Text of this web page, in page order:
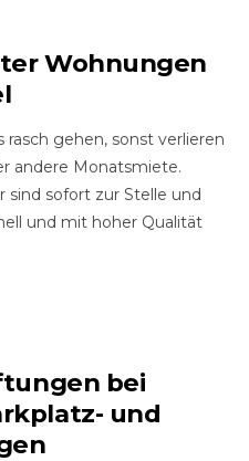
Wohnungen
gehen, sonst verlieren
andere Monatsmiete.
sind sofort zur Stelle und
und mit hoher Qualität
bei
und